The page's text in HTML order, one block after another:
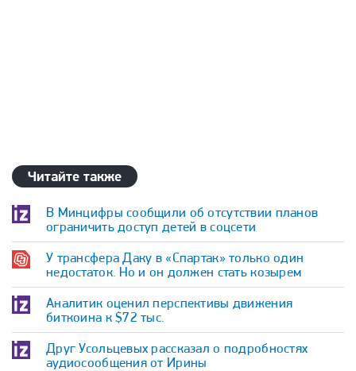
Читайте также
В Минцифры сообщили об отсутствии планов
ограничить доступ детей в соцсети
У трансфера Даку в «Спартак» только один
недостаток. Но и он должен стать козырем
Аналитик оценил перспективы движения
биткоина к $72 тыс.
Друг Усольцевых рассказал о подробностях
аудиосообщения от Ирины